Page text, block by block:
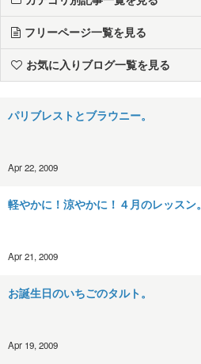
フリーページ一覧を見る
お気に入りブログ一覧を見る
パリブレストとブラウニー。
Apr 22, 2009
軽やかに！涼やかに！４月のレッスン。
Apr 21, 2009
お誕生日のいちごのタルト。
Apr 19, 2009